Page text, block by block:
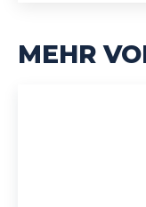
MEHR